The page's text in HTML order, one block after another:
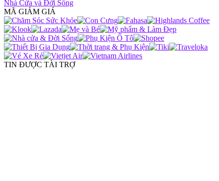
Nhà Cửa và Đời Sống
MÃ GIẢM GIÁ
TIN ĐƯỢC TÀI TRỢ